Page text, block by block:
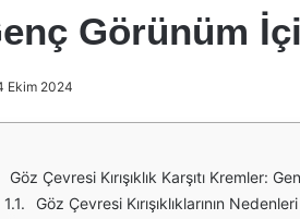
Görünüm
Ekim 2024
Göz Çevresi Kırışıklık Karşıtı Kremler:
Göz Çevresi Kırışıklıklarının Nedenleri